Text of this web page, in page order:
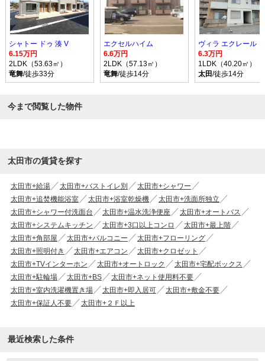
シャトー ドゥ 湊 V
6.15万円
2LDK（53.63㎡）
竜舞/徒歩33分
エクセルハイム
6.6万円
2LDK（57.13㎡）
竜舞/徒歩14分
ヴィラ エクレール
6.3万円
1LDK（40.20㎡）
太田/徒歩14分
今まで閲覧した物件
太田市の賃貸を探す
太田市+給湯 太田市+バストイレ別
太田市+シャワー
太田市+追焚機能浴室
太田市+浴室乾燥機
太田市+洗面所独立
太田市+シャワー付洗面台
太田市+温水洗浄便座
太田市+オートバス
太田市+システムキッチン
太田市+3口以上コンロ
太田市+最上階
太田市+角部屋
太田市+バルコニー
太田市+フローリング
太田市+照明付き
太田市+エアコン
太田市+クロゼット
太田市+TVインターホン
太田市+オートロック
太田市+宅配ボックス
太田市+駐輪場
太田市+BS
太田市+ネット使用料不要
太田市+室内洗濯機置き場
太田市+即入居可
太田市+敷金不要
太田市+保証人不要
太田市+２Ｆ以上
最近検索した条件